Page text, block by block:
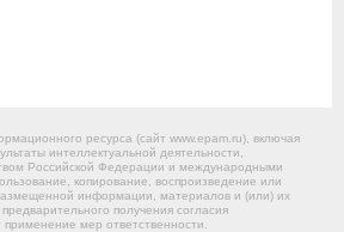
ресурса (сайт www.epam.ru), включая
интеллектуальной деятельности,
Российской Федерации и международными
копирование, воспроизведение или
информации, материалов и (или) их
получения согласия
мер ответственности.